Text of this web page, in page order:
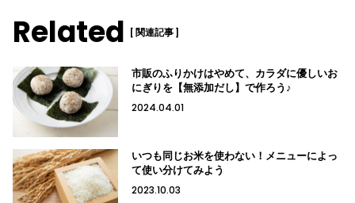
Related [ 関連記事 ]
市販のふりかけはやめて、カラダに優しいお
にぎりを【無添加だし】で作ろう♪
2024.04.01
いつも同じお米を使わない！メニューによっ
て使い分けてみよう
2023.10.03